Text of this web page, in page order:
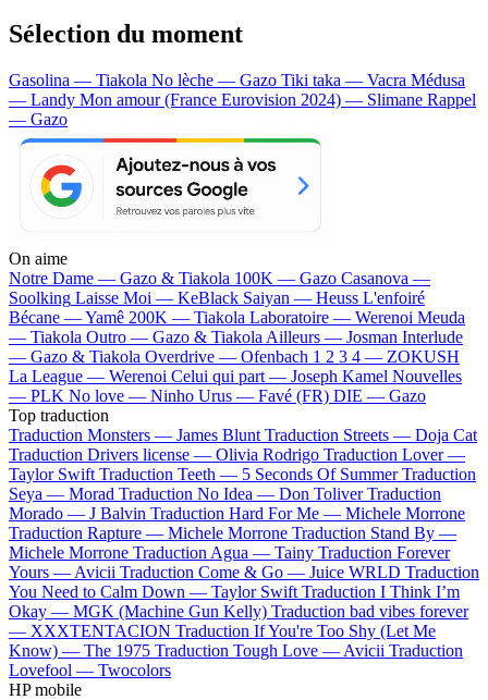
Sélection du moment
Gasolina — Tiakola No lèche — Gazo Tiki taka — Vacra Médusa
— Landy Mon amour (France Eurovision 2024) — Slimane Rappel
— Gazo
On aime
Notre Dame — Gazo & Tiakola 100K — Gazo Casanova —
Soolking Laisse Moi — KeBlack Saiyan — Heuss L'enfoiré
Bécane —Yamê 200K — Tiakola Laboratoire — Werenoi Meuda
— Tiakola Outro — Gazo & Tiakola Ailleurs — Josman Interlude
— Gazo & Tiakola Overdrive — Ofenbach 1 2 3 4 — ZOKUSH
La League — Werenoi Celui qui part — Joseph Kamel Nouvelles
— PLK No love — Ninho Urus — Favé (FR) DIE — Gazo
Top traduction
Traduction Monsters — James Blunt Traduction Streets — Doja Cat
Traduction Drivers license — Olivia Rodrigo Traduction Lover —
Taylor Swift Traduction Teeth — 5 Seconds Of Summer Traduction
Seya — Morad Traduction No Idea — Don Toliver Traduction
Morado — J Balvin Traduction Hard For Me — Michele Morrone
Traduction Rapture — Michele Morrone Traduction Stand By —
Michele Morrone Traduction Agua — Tainy Traduction Forever
Yours — Avicii Traduction Come & Go — Juice WRLD Traduction
You Need to Calm Down — Taylor Swift Traduction I Think I’m
Okay — MGK (Machine Gun Kelly) Traduction bad vibes forever
— XXXTENTACION Traduction If You're Too Shy (Let Me
Know) — The 1975 Traduction Tough Love — Avicii Traduction
Lovefool — Twocolors
HP mobile